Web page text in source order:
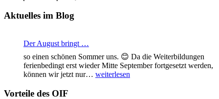
Aktuelles im Blog
Der August bringt …
so einen schönen Sommer uns. 😊 Da die Weiterbildungen
ferienbedingt erst wieder Mitte September fortgesetzt werden,
können wir jetzt nur… Der
weiterlesen
Vorteile des OIF